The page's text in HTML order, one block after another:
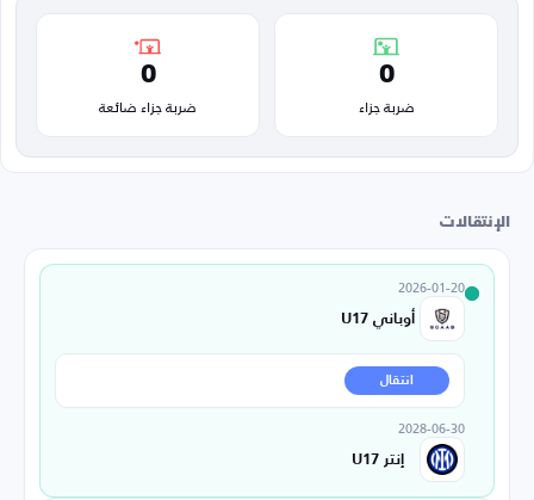
0
ضربة جزاء
0
ضربة جزاء ضائعة
الإنتقالات
2026-01-20
أوباني U17
انتقال
2028-06-30
إنتر U17